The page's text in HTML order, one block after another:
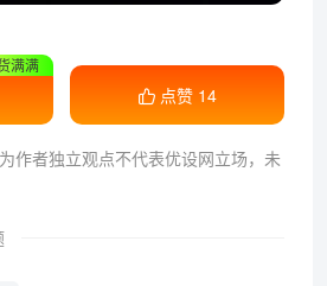
学习
点赞 14
作者独立观点不代表优设网立场， 未